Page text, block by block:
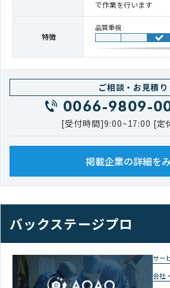
で作業を行います
特徴
品質重視
ご相談・お見積り
0066-9809-
[受付時間]9:00~17:00 [定
掲載企業の詳細を
バックステージプロ
サー
会社